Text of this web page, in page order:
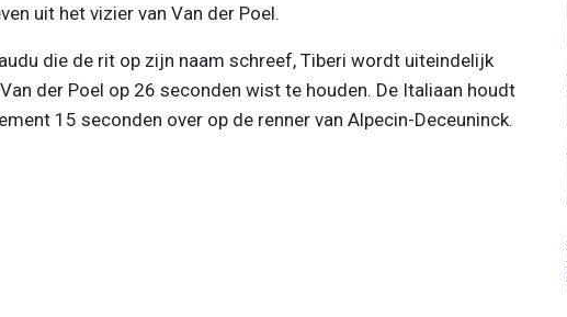
uit het vizier van Van der Poel.
die de rit op zijn naam schreef, Tiberi wordt uiteindelijk
der Poel op 26 seconden wist te houden. De Italiaan houdt
15 seconden over op de renner van Alpecin-Deceuninck.